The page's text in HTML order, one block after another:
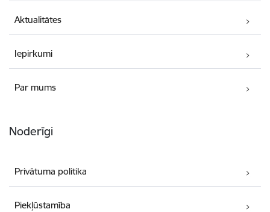
Aktualitātes
Iepirkumi
Par mums
Noderīgi
Privātuma politika
Piekļūstamība